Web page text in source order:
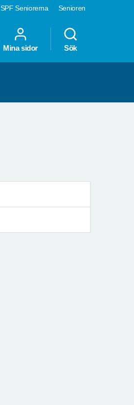
SPF Seniorerna Senioren
Mina sidor Sök